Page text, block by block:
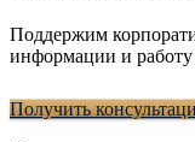
Поддержим
информации и работу
Получить